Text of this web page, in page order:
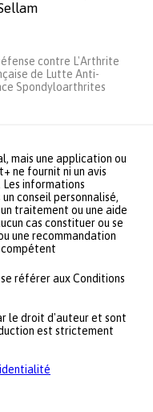
contre L'Arthrite
de Lutte Anti-
Spondyloarthrites
mais une application ou
ne fournit ni un avis
informations
conseil personnalisé,
traitement ou une aide
cas constituer ou se
une recommandation
compétent
référer aux Conditions
le droit d'auteur et sont
est strictement